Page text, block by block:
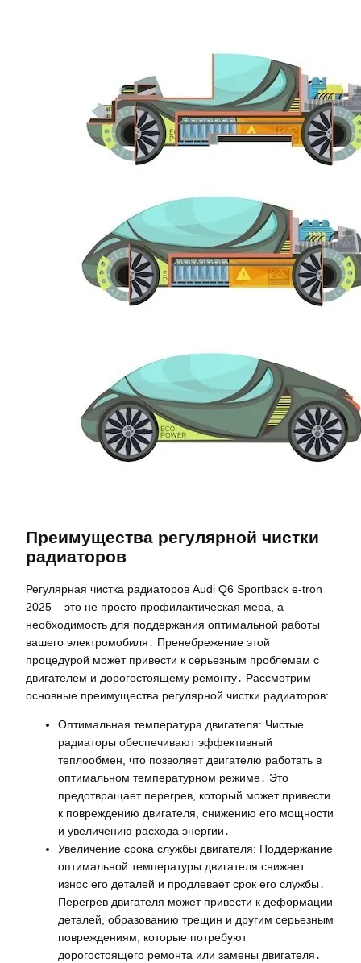
Преимущества регулярной чистки
радиаторов
Регулярная чистка радиаторов Audi Q6 Sportback e-tron
2025 – это не просто профилактическая мера, а
необходимость для поддержания оптимальной работы
вашего электромобиля․ Пренебрежение этой
процедурой может привести к серьезным проблемам с
двигателем и дорогостоящему ремонту․ Рассмотрим
основные преимущества регулярной чистки радиаторов:
Оптимальная температура двигателя: Чистые
радиаторы обеспечивают эффективный
теплообмен, что позволяет двигателю работать в
оптимальном температурном режиме․ Это
предотвращает перегрев, который может привести
к повреждению двигателя, снижению его мощности
и увеличению расхода энергии․
Увеличение срока службы двигателя: Поддержание
оптимальной температуры двигателя снижает
износ его деталей и продлевает срок его службы․
Перегрев двигателя может привести к деформации
деталей, образованию трещин и другим серьезным
повреждениям, которые потребуют
дорогостоящего ремонта или замены двигателя․